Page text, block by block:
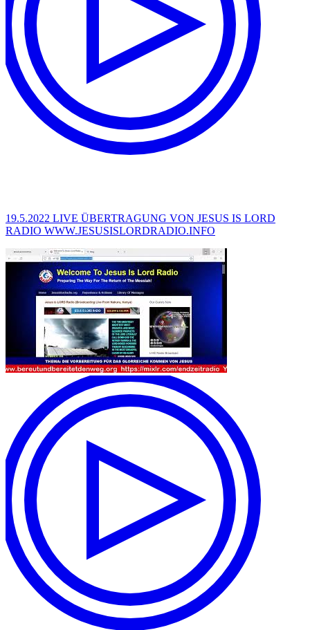
19.5.2022 LIVE ÜBERTRAGUNG VON JESUS IS LORD
RADIO WWW.JESUSISLORDRADIO.INFO